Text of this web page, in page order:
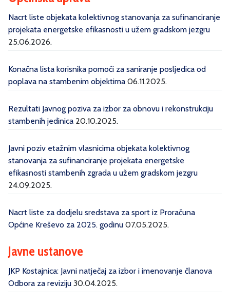
Nacrt liste objekata kolektivnog stanovanja za sufinanciranje
projekata energetske efikasnosti u užem gradskom jezgru
25.06.2026.
Konačna lista korisnika pomoći za saniranje posljedica od
poplava na stambenim objektima 06.11.2025.
Rezultati Javnog poziva za izbor za obnovu i rekonstrukciju
stambenih jedinica 20.10.2025.
Javni poziv etažnim vlasnicima objekata kolektivnog
stanovanja za sufinanciranje projekata energetske
efikasnosti stambenih zgrada u užem gradskom jezgru
24.09.2025.
Nacrt liste za dodjelu sredstava za sport iz Proračuna
Općine Kreševo za 2025. godinu 07.05.2025.
Javne ustanove
JKP Kostajnica: Javni natječaj za izbor i imenovanje članova
Odbora za reviziju 30.04.2025.